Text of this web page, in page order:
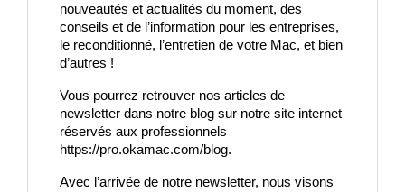
nouveautés et actualités du moment, des
conseils et de l’information pour les entreprises,
le reconditionné, l’entretien de votre Mac, et bien
d’autres !
Vous pourrez retrouver nos articles de
newsletter dans notre blog sur notre site internet
réservés aux professionnels
https://pro.okamac.com/blog.
Avec l’arrivée de notre newsletter, nous visons